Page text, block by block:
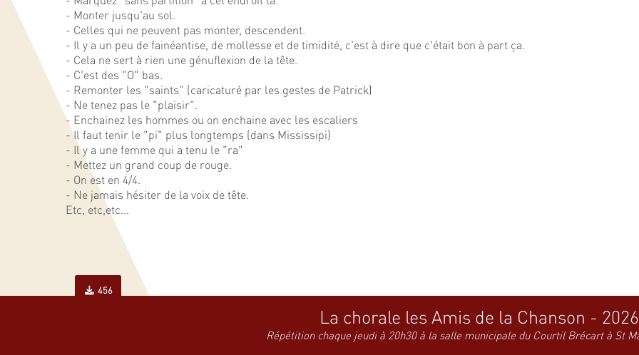
- Monter jusqu'au sol.
- Celles qui ne peuvent pas monter, descendent.
- Il y a un peu de fainéantise, de mollesse et de timidité, c'est à dire que c'était bon à part ça.
- Cela ne sert à rien une génuflexion de la tête.
- C'est des "O" bas.
- Remonter les "saints" (caricaturé par les gestes de Patrick)
- Ne tenez pas le "plaisir".
- Enchainez les hommes ou on enchaine avec les escaliers
- Il faut tenir le "pi" plus longtemps (dans Mississipi)
- Il y a une femme qui a tenu le "ra"
- Mettez un grand coup de rouge.
- On est en 4/4.
- Ne jamais hésiter de la voix de tête.
Etc, etc,etc...
456
La chorale les Amis de la Chanson - 2026
Répétition chaque jeudi à 20h30 à la salle municipale du Courtil Brécart à St